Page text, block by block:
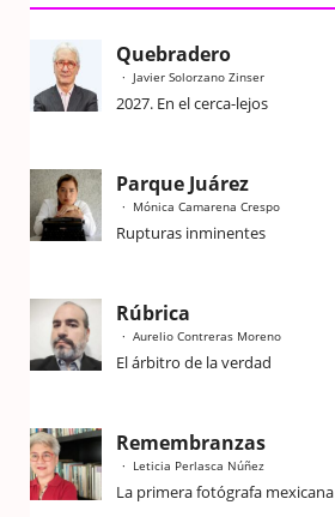
Quebradero
Javier Solorzano Zinser
2027. En el cerca-lejos
Parque Juárez
Mónica Camarena Crespo
Rupturas inminentes
Rúbrica
Aurelio Contreras Moreno
El árbitro de la verdad
Remembranzas
Leticia Perlasca Núñez
La primera fotógrafa mexicana